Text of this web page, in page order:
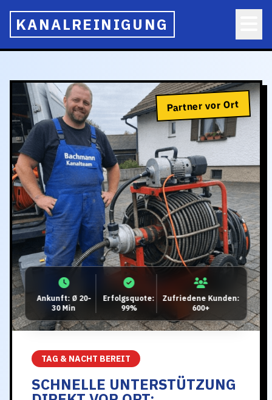
KANALREINIGUNG
Partner vor Ort
Ankunft: Ø 20-
30 Min
Erfolgsquote:
99%
Zufriedene Kunden:
600+
TAG & NACHT BEREIT
SCHNELLE UNTERSTÜTZUNG